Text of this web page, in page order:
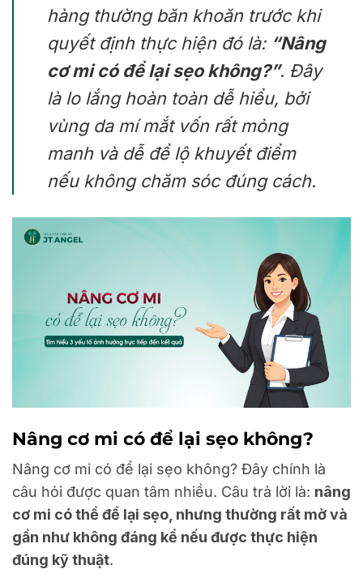
hàng thường băn khoăn trước khi
quyết định thực hiện đó là: “Nâng
cơ mi có để lại sẹo không?”. Đây
là lo lắng hoàn toàn dễ hiểu, bởi
vùng da mí mắt vốn rất mỏng
manh và dễ để lộ khuyết điểm
nếu không chăm sóc đúng cách.
Nâng cơ mi có để lại sẹo không?
Nâng cơ mi có để lại sẹo không? Đây chính là
câu hỏi được quan tâm nhiều. Câu trả lời là: nâng
cơ mi có thể để lại sẹo, nhưng thường rất mờ và
gần như không đáng kể nếu được thực hiện
đúng kỹ thuật.